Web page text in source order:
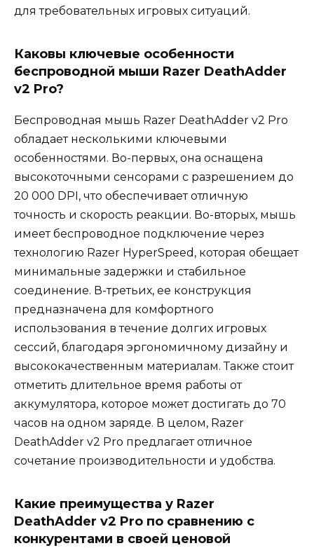
для требовательных игровых ситуаций.
Каковы ключевые особенности
беспроводной мыши Razer DeathAdder
v2 Pro?
Беспроводная мышь Razer DeathAdder v2 Pro
обладает несколькими ключевыми
особенностями. Во-первых, она оснащена
высокоточными сенсорами с разрешением до
20 000 DPI, что обеспечивает отличную
точность и скорость реакции. Во-вторых, мышь
имеет беспроводное подключение через
технологию Razer HyperSpeed, которая обещает
минимальные задержки и стабильное
соединение. В-третьих, ее конструкция
предназначена для комфортного
использования в течение долгих игровых
сессий, благодаря эргономичному дизайну и
высококачественным материалам. Также стоит
отметить длительное время работы от
аккумулятора, которое может достигать до 70
часов на одном заряде. В целом, Razer
DeathAdder v2 Pro предлагает отличное
сочетание производительности и удобства.
Какие преимущества у Razer
DeathAdder v2 Pro по сравнению с
конкурентами в своей ценовой